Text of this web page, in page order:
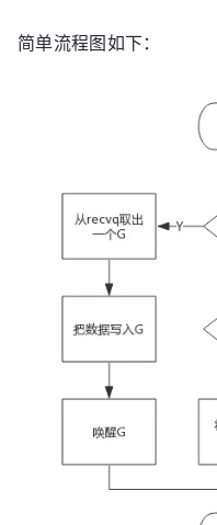
简单流程图如下：